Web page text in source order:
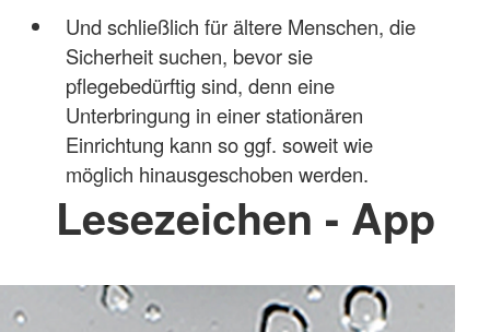
Und schließlich für ältere Menschen, die
Sicherheit suchen, bevor sie
pflegebedürftig sind, denn eine
Unterbringung in einer stationären
Einrichtung kann so ggf. soweit wie
möglich hinausgeschoben werden.
Lesezeichen - App